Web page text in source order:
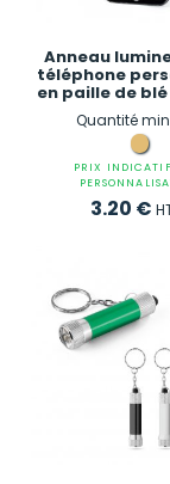
Anneau
téléphone
en paille de blé
Quantité min
PRIX
3.20 €